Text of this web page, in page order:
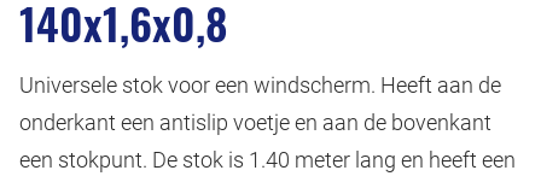
140x1,6x0,8
Universele stok voor een windscherm. Heeft aan de
onderkant een antislip voetje en aan de bovenkant
een stokpunt. De stok is 1.40 meter lang en heeft een